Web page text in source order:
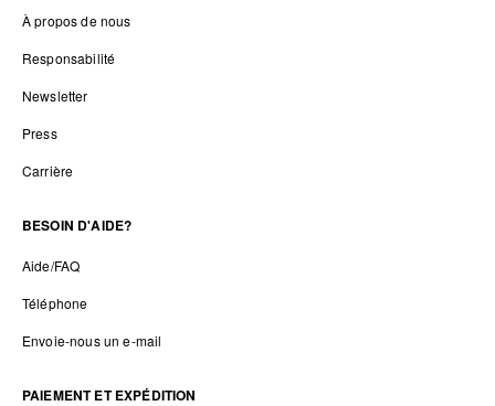
À propos de nous
Responsabilité
Newsletter
Press
Carrière
BESOIN D'AIDE?
Aide/FAQ
Téléphone
Envoie-nous un e-mail
PAIEMENT ET EXPÉDITION